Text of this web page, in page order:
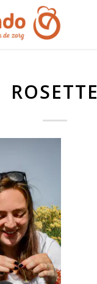
ROSETTE